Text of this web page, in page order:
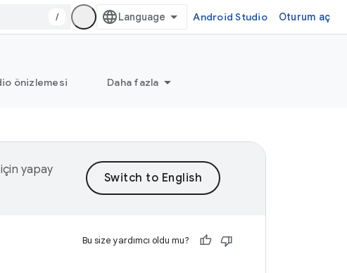
/ Android Studio Oturum aç
önizlemesi Daha fazla
yapay
Bu size yardımcı oldu mu?